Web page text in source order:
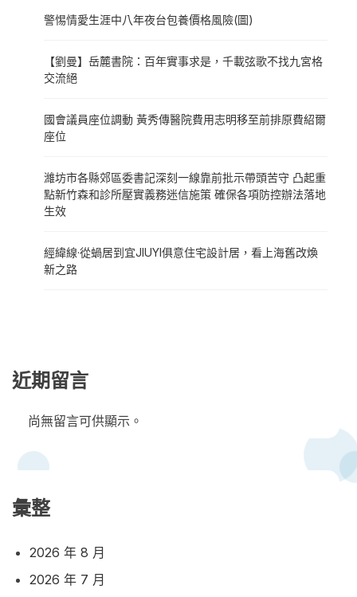
警惕情愛生涯中八年夜台包養價格風險(圖)
【劉曼】岳麓書院：百年實事求是，千載弦歌不找九宮格
交流絕
國會議員座位調動 黃秀傳醫院費用志明移至前排原費紹爾
座位
濰坊市各縣郊區委書記深刻一線靠前批示帶頭苦守 凸起重
點新竹森和診所壓實義務迷信施策 確保各項防控辦法落地
生效
經緯線·從蝸居到宜JIUYI俱意住宅設計居，看上海舊改煥
新之路
近期留言
尚無留言可供顯示。
彙整
2026 年 8 月
2026 年 7 月